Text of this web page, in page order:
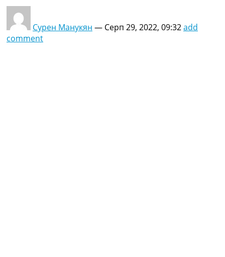
Сурен Манукян — Серп 29, 2022, 09:32add
comment